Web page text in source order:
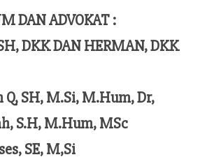
DAN ADVOKAT :
DKK DAN HERMAN, DKK
Q, SH, M.Si, M.Hum,Dr,
S.H, M.Hum, MSc
SE, M,Si